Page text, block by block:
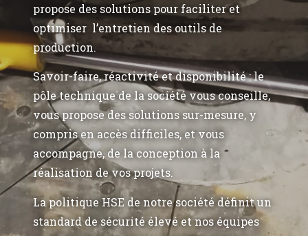
propose des solutions pour faciliter et
optimiser l’entretien des outils de
production.
Savoir-faire, réactivité et disponibilité : le
pôle technique de la société vous conseille,
vous propose des solutions sur-mesure, y
compris en accès difficiles, et vous
accompagne, de la conception à la
réalisation de vos projets.
La politique HSE de notre société définit un
standard de sécurité élevé et nos équipes